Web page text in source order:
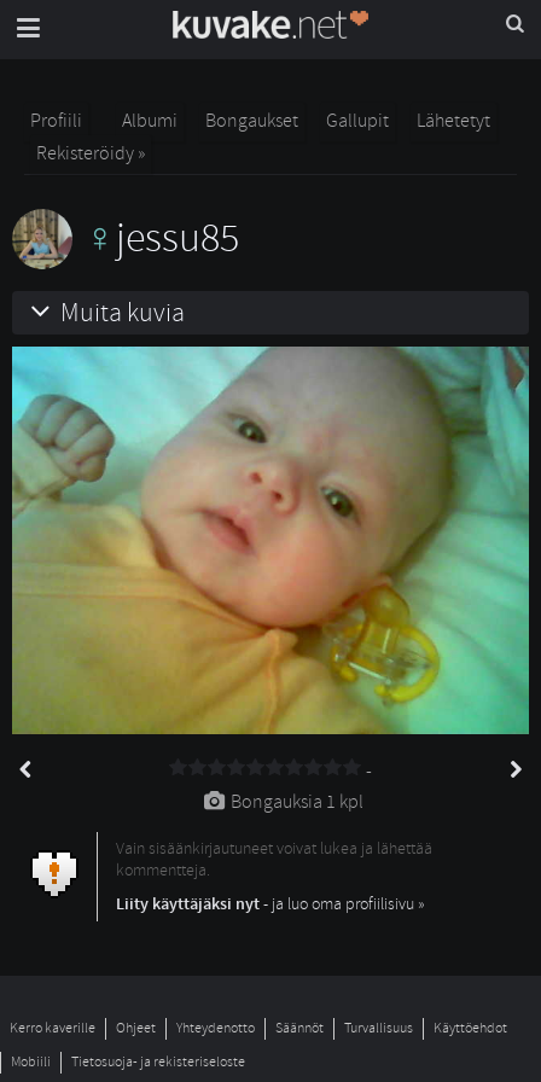
Profiili Albumi Bongaukset Gallupit
Lähetetyt
Rekisteröidy »
jessu85
Muita kuvia
-
Bongauksia 1 kpl
Vain sisäänkirjautuneet voivat lukea ja lähettää
kommentteja.
Liity käyttäjäksi nyt- ja luo oma profiilisivu »
Kerro kaverille Ohjeet Yhteydenotto Säännöt Turvallisuus
Käyttöehdot
Mobiili
Tietosuoja- ja rekisteriseloste